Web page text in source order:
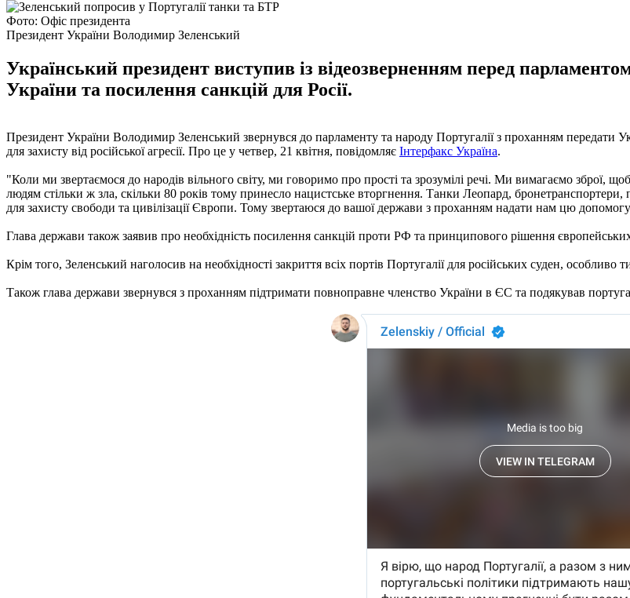
Фото: Офіс президента
Президент України Володимир Зеленський
Український президент виступив із відеозверненням перед
України та посилення санкцій для Росії.
Президент України Володимир Зеленський звернувся до парламенту та народу Португалії з проханням передати
для захисту від російської агресії. Про це у четвер, 21 квітня, повідомляє Інтерфакс Україна.
"Коли ми звертаємося до народів вільного світу, ми говоримо про прості та зрозумілі речі. Ми вимагаємо зброї,
людям стільки ж зла, скільки 80 років тому принесло нацистське вторгнення. Танки Леопард,
для захисту свободи та цивілізації Європи. Тому звертаюся до вашої держави з проханням надати нам цю
Глава держави також заявив про необхідність посилення санкцій проти РФ та принципового рішення
Крім того, Зеленський наголосив на необхідності закриття всіх портів Португалії для російських суден,
Також глава держави звернувся з проханням підтримати повноправне членство України в ЄС та подякував